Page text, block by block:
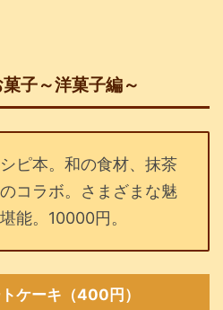
子～洋菓子編～
ピ本。和の食材、抹茶
コラボ。さまざまな魅
能。10000円。
ケーキ（400円）